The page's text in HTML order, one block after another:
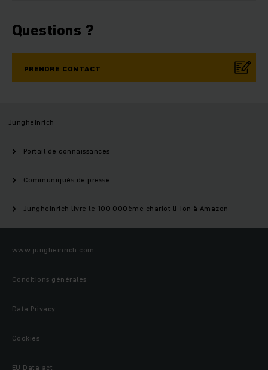
Questions ?
PRENDRE CONTACT
Jungheinrich
Portail de connaissances
Communiqués de presse
Jungheinrich livre le 100 000ème chariot li-ion à Amazon
www.jungheinrich.com
Conditions générales
Data Privacy
Cookies
EU Data act